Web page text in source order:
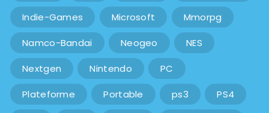
Indie-Games Microsoft Mmorpg
Namco-Bandai Neogeo NES
Nextgen Nintendo PC
Plateforme Portable ps3 PS4